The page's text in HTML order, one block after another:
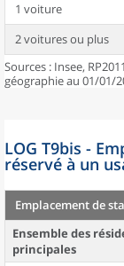
1 voiture
2 voitures ou plus
Sources : Insee,
géographie au 01/01/
LOG T9bis -
réservé à un
Emplacement de
Ensemble des
principales